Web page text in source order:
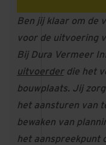
Ben jij klaar om de
voor de uitvoering
Bij Dura Vermeer
uitvoerderdie het
bouwplaats. Jij
het aansturen van
bewaken van
het aanspreekpunt